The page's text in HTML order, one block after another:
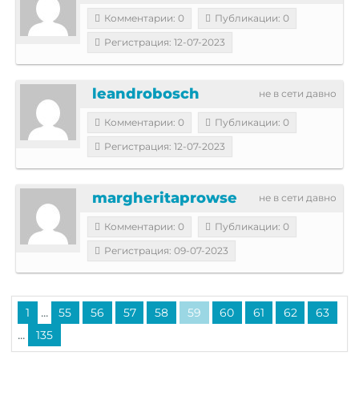
Комментарии: 0
Публикации: 0
Регистрация: 12-07-2023
не в сети давно
leandrobosch
Комментарии: 0
Публикации: 0
Регистрация: 12-07-2023
не в сети давно
margheritaprowse
Комментарии: 0
Публикации: 0
Регистрация: 09-07-2023
1 ... 55 56 57 58 59 60 61 62 63
... 135